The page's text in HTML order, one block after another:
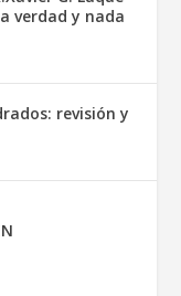
verdad y nada
revisión y